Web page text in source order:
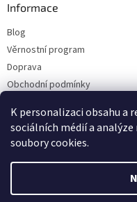
K personalizaci obsahu a
sociálních médií a
soubory cookies.
Informace
Blog
Věrnostní program
Doprava
Obchodní podmínky
Kontakty